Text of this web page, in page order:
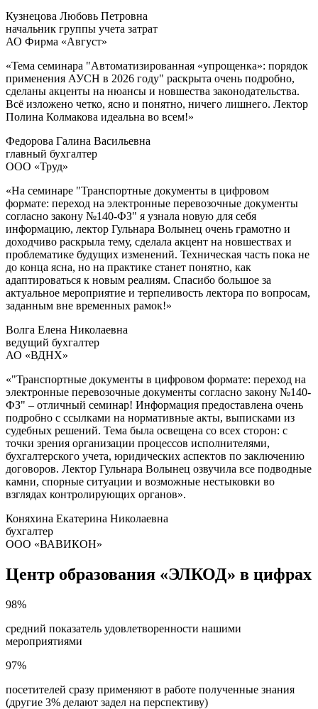
Кузнецова Любовь Петровна
начальник группы учета затрат
АО Фирма «Август»
«Тема семинара "Автоматизированная «упрощенка»: порядок
применения АУСН в 2026 году" раскрыта очень подробно,
сделаны акценты на нюансы и новшества законодательства.
Всё изложено четко, ясно и понятно, ничего лишнего. Лектор
Полина Колмакова идеальна во всем!»
Федорова Галина Васильевна
главный бухгалтер
ООО «Труд»
«На семинаре "Транспортные документы в цифровом
формате: переход на электронные перевозочные документы
согласно закону №140-ФЗ" я узнала новую для себя
информацию, лектор Гульнара Волынец очень грамотно и
доходчиво раскрыла тему, сделала акцент на новшествах и
проблематике будущих изменений. Техническая часть пока не
до конца ясна, но на практике станет понятно, как
адаптироваться к новым реалиям. Спасибо большое за
актуальное мероприятие и терпеливость лектора по вопросам,
заданным вне временных рамок!»
Волга Елена Николаевна
ведущий бухгалтер
АО «ВДНХ»
«"Транспортные документы в цифровом формате: переход на
электронные перевозочные документы согласно закону №140-
ФЗ" ‒ отличный семинар! Информация предоставлена очень
подробно с ссылками на нормативные акты, выписками из
судебных решений. Тема была освещена со всех сторон: с
точки зрения организации процессов исполнителями,
бухгалтерского учета, юридических аспектов по заключению
договоров. Лектор Гульнара Волынец озвучила все подводные
камни, спорные ситуации и возможные нестыковки во
взглядах контролирующих органов».
Коняхина Екатерина Николаевна
бухгалтер
ООО «ВАВИКОН»
Центр образования «ЭЛКОД» в цифрах
98%
средний показатель удовлетворенности нашими
мероприятиями
97%
посетителей сразу применяют в работе полученные знания
(другие 3% делают задел на перспективу)